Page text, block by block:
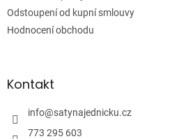
Odstoupení od kupní smlouvy
Hodnocení obchodu
Kontakt
info@satynajednicku.cz
773 295 603